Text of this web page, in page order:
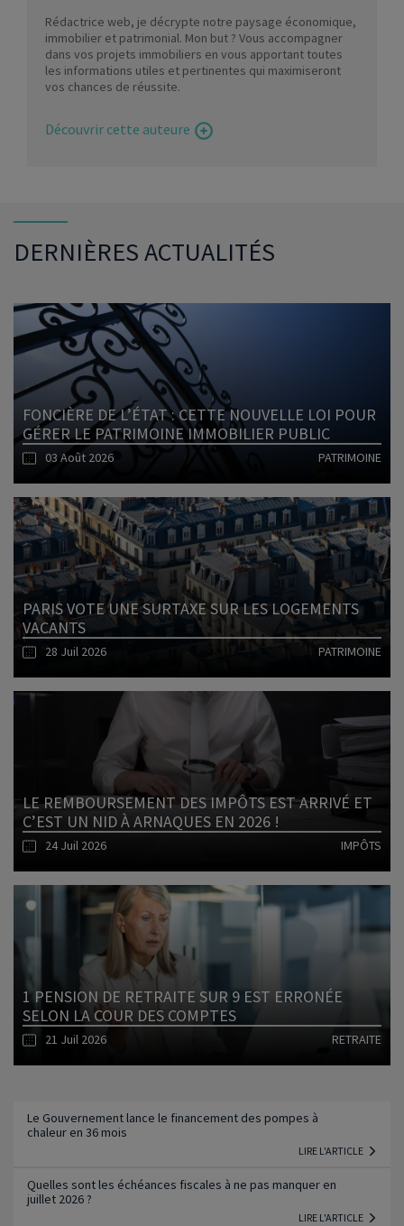
Rédactrice web, je décrypte notre paysage économique,
immobilier et patrimonial. Mon but ? Vous accompagner
dans vos projets immobiliers en vous apportant toutes
les informations utiles et pertinentes qui maximiseront
vos chances de réussite.
Découvrir cette auteure
DERNIÈRES ACTUALITÉS
FONCIÈRE DE L’ÉTAT : CETTE NOUVELLE LOI POUR
GÉRER LE PATRIMOINE IMMOBILIER PUBLIC
03 Août 2026 PATRIMOINE
Lire l'article
PARIS VOTE UNE SURTAXE SUR LES LOGEMENTS
VACANTS
28 Juil 2026 PATRIMOINE
LE REMBOURSEMENT DES IMPÔTS EST ARRIVÉ ET
C’EST UN NID À ARNAQUES EN 2026 !
24 Juil 2026 IMPÔTS
Lire l'article
1 PENSION DE RETRAITE SUR 9 EST ERRONÉE
SELON LA COUR DES COMPTES
21 Juil 2026 RETRAITE
Le Gouvernement lance le financement des pompes à
chaleur en 36 mois
LIRE L'ARTICLE
Quelles sont les échéances fiscales à ne pas manquer en
juillet 2026 ?
LIRE L'ARTICLE